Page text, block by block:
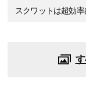
スクワットは超効